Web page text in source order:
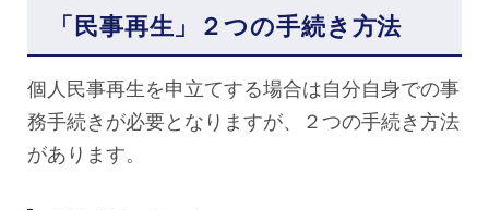
「民事再生」２つの手続き方法
個人民事再生を申立てする場合は自分自身での事
務手続きが必要となりますが、２つの手続き方法
があります。